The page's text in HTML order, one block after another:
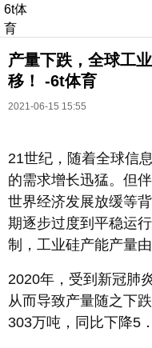
6t体
育
产量下跌，全球工
移！ -6t体育
2021-06-15 15:55
21世纪，随着全球信
的需求增长迅猛。但
世界经济发展放缓等
期逐步过度到平稳运
制，工业硅产能产量
2020年，受到新冠肺
从而导致产量随之下
303万吨，同比下降5
长按识别二维码
进入ofweek阅读全文